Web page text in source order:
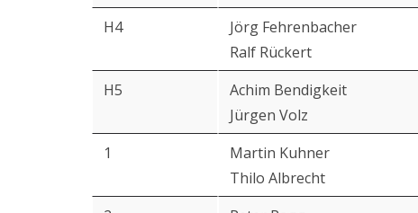
H4
Jörg Fehrenbacher
Ralf Rückert
H5
Achim Bendigkeit
Jürgen Volz
1
Martin Kuhner
Thilo Albrecht